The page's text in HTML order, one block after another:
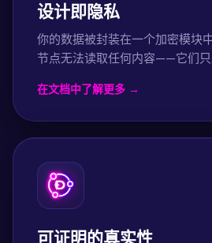
设计即隐私
你的数据被封装在一个加密模块
节点无法读取任何内容——它们只
在文档中了解更多 →
可证明的真实性